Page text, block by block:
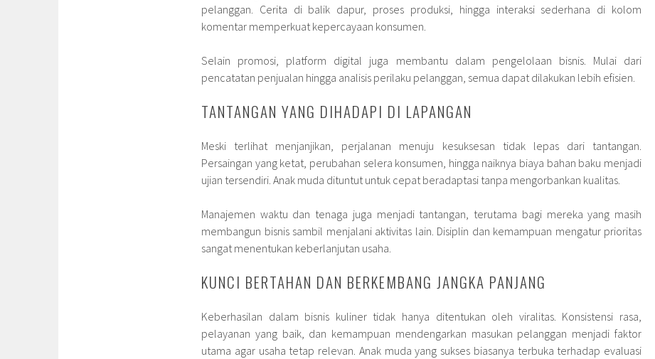
pelanggan. Cerita di balik dapur, proses produksi, hingga interaksi sederhana di kolom
komentar memperkuat kepercayaan konsumen.
Selain promosi, platform digital juga membantu dalam pengelolaan bisnis. Mulai dari
pencatatan penjualan hingga analisis perilaku pelanggan, semua dapat dilakukan lebih efisien.
TANTANGAN YANG DIHADAPI DI LAPANGAN
Meski terlihat menjanjikan, perjalanan menuju kesuksesan tidak lepas dari tantangan.
Persaingan yang ketat, perubahan selera konsumen, hingga naiknya biaya bahan baku menjadi
ujian tersendiri. Anak muda dituntut untuk cepat beradaptasi tanpa mengorbankan kualitas.
Manajemen waktu dan tenaga juga menjadi tantangan, terutama bagi mereka yang masih
membangun bisnis sambil menjalani aktivitas lain. Disiplin dan kemampuan mengatur prioritas
sangat menentukan keberlanjutan usaha.
KUNCI BERTAHAN DAN BERKEMBANG JANGKA PANJANG
Keberhasilan dalam bisnis kuliner tidak hanya ditentukan oleh viralitas. Konsistensi rasa,
pelayanan yang baik, dan kemampuan mendengarkan masukan pelanggan menjadi faktor
utama agar usaha tetap relevan. Anak muda yang sukses biasanya terbuka terhadap evaluasi